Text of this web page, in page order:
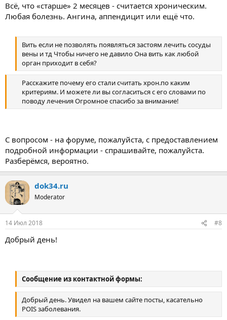
Всё, что «старше» 2 месяцев - считается хроническим.
Любая болезнь. Ангина, аппендицит или ещё что.
Вить если не позволять появляться застоям лечить сосуды
вены и тд Чтобы ничего не давило Она вить как любой
орган приходит в себя?
Расскажите почему его стали считать хрон.по каким
критериям. И можете ли вы согласиться с его словами по
поводу лечения Огромное спасибо за внимание!​
С вопросом - на форуме, пожалуйста, с предоставлением
подробной информации - спрашивайте, пожалуйста.
Разберёмся, вероятно.
dok34.ru
Moderator
14 Июл 2018 #8
Добрый день!
Сообщение из контактной формы:
Добрый день. Увидел на вашем сайте посты, касательно
POIS заболевания.